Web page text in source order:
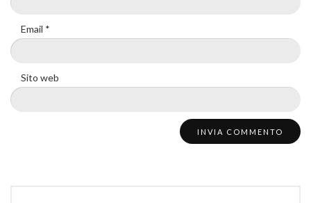
Email *
Sito web